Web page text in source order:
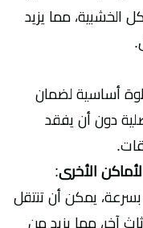
الخشبية، مما يزيد
أساسية لضمان
دون أن يفقد
الأخرى:
بسرعة، يمكن أن تنتقل
آخر، مما يزيد من